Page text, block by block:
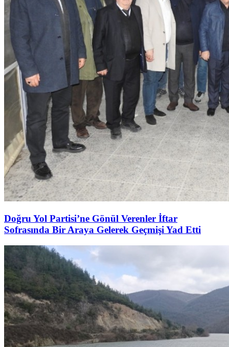
Doğru Yol Partisi’ne Gönül Verenler İftar
Sofrasında Bir Araya Gelerek Geçmişi Yad Etti